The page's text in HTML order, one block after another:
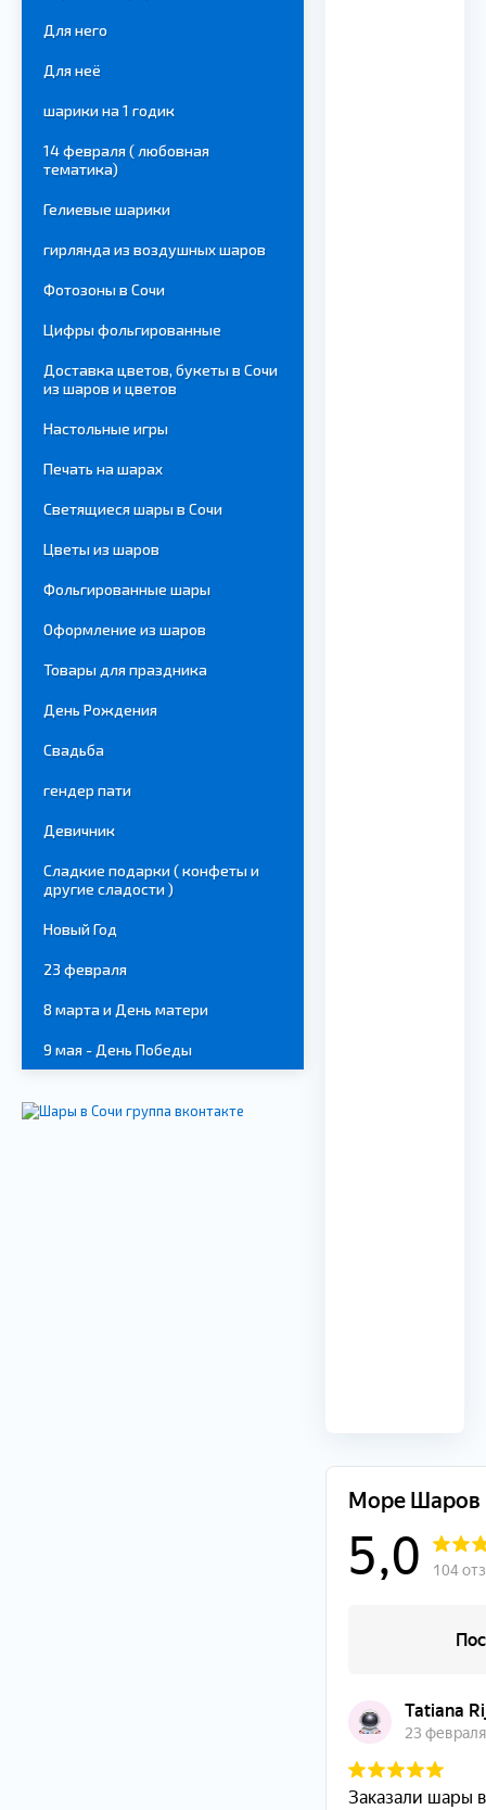
Для него
Для неё
шарики на 1 годик
14 февраля ( любовная
тематика)
Гелиевые шарики
гирлянда из воздушных шаров
Фотозоны в Сочи
Цифры фольгированные
Доставка цветов, букеты в Сочи
из шаров и цветов
Настольные игры
Печать на шарах
Светящиеся шары в Сочи
Цветы из шаров
Фольгированные шары
Оформление из шаров
Товары для праздника
День Рождения
Свадьба
гендер пати
Девичник
Сладкие подарки ( конфеты и
другие сладости )
Новый Год
23 февраля
8 марта и День матери
9 мая - День Победы